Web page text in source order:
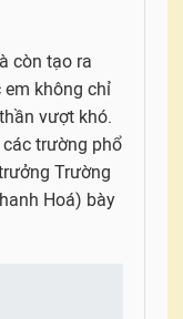
còn tạo ra
không chỉ
vượt khó.
trường phổ
Trường
Hoá) bày